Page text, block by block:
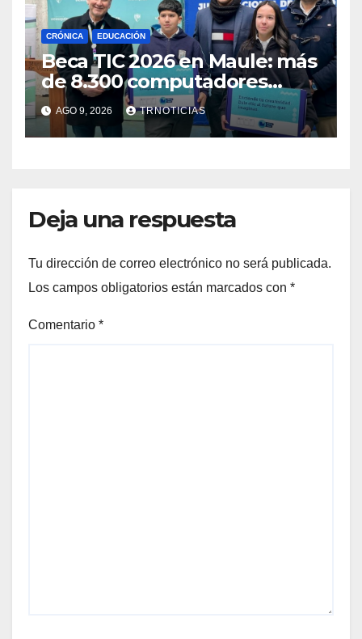
CRÓNICA EDUCACIÓN
Beca TIC 2026 en Maule: más
de 8.300 computadores
están siendo entregados en
la región
AGO 9, 2026 TRNOTICIAS
Deja una respuesta
Tu dirección de correo electrónico no será publicada.
Los campos obligatorios están marcados con *
Comentario *